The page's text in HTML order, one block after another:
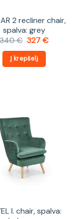
2 recliner chair,
spalva: grey
€ Original
was:
340 €.
327€Current
Į krepšelį
l. chair, spalva: